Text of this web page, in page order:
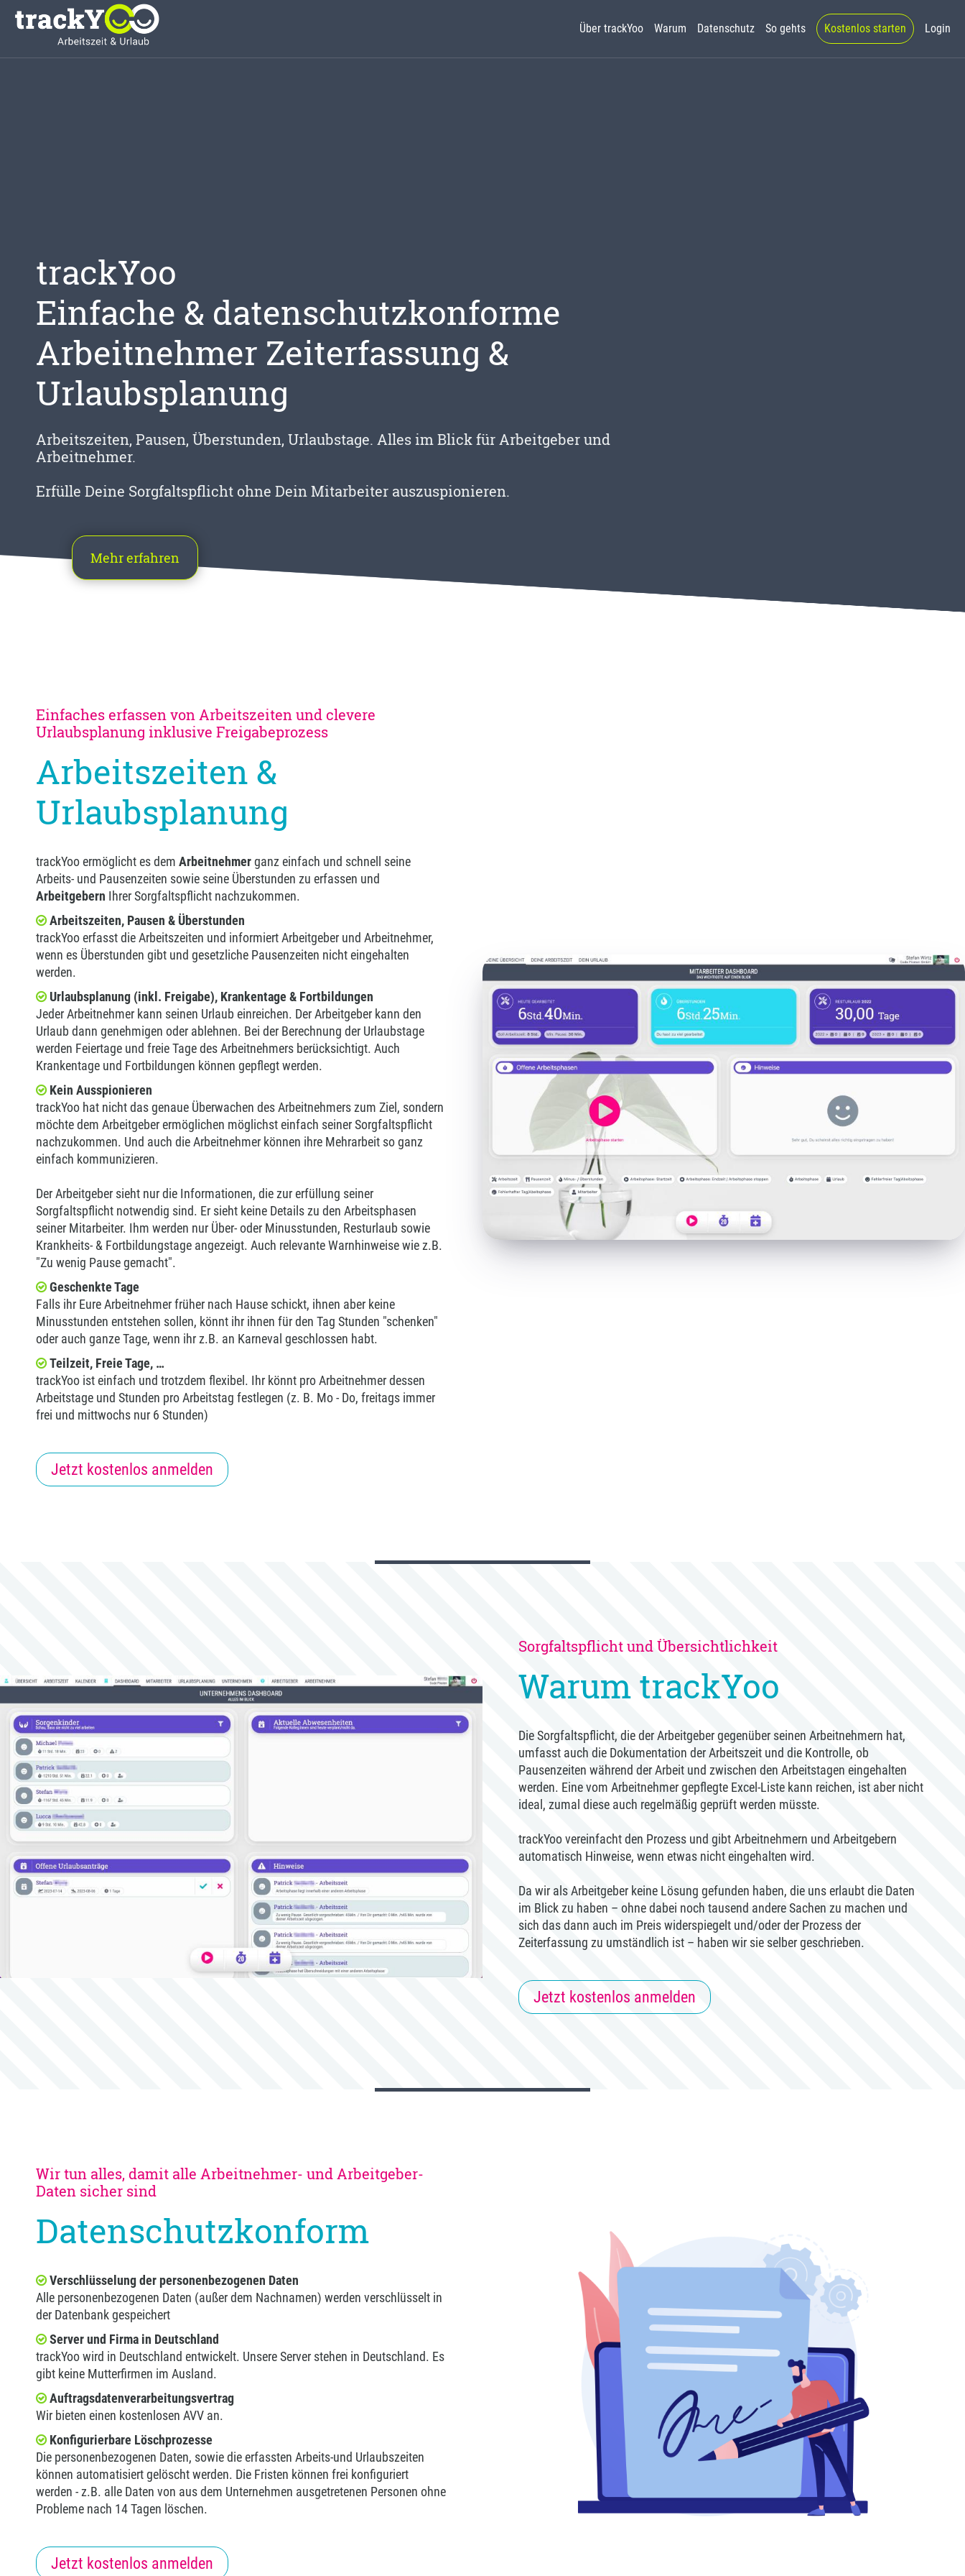
Über trackYoo Warum Datenschutz So gehts Kostenlos starten Login
trackYoo
Einfache & datenschutzkonforme
Arbeitnehmer Zeiterfassung &
Urlaubsplanung
Arbeitszeiten, Pausen, Überstunden, Urlaubstage. Alles im Blick für Arbeitgeber und
Arbeitnehmer.
Erfülle Deine Sorgfaltspflicht ohne Dein Mitarbeiter auszuspionieren.
Mehr erfahren
Einfaches erfassen von Arbeitszeiten und clevere
Urlaubsplanung inklusive Freigabeprozess
Arbeitszeiten &
Urlaubsplanung
trackYoo ermöglicht es dem Arbeitnehmerganz einfach und schnell seine
Arbeits- und Pausenzeiten sowie seine Überstunden zu erfassen und
Arbeitgebern Ihrer Sorgfaltspflicht nachzukommen.
Arbeitszeiten, Pausen & Überstunden
trackYoo erfasst die Arbeitszeiten und informiert Arbeitgeber und Arbeitnehmer,
wenn es Überstunden gibt und gesetzliche Pausenzeiten nicht eingehalten
werden.
Urlaubsplanung (inkl. Freigabe), Krankentage & Fortbildungen
Jeder Arbeitnehmer kann seinen Urlaub einreichen. Der Arbeitgeber kann den
Urlaub dann genehmigen oder ablehnen. Bei der Berechnung der Urlaubstage
werden Feiertage und freie Tage des Arbeitnehmers berücksichtigt. Auch
Krankentage und Fortbildungen können gepflegt werden.
Kein Ausspionieren
trackYoo hat nicht das genaue Überwachen des Arbeitnehmers zum Ziel, sondern
möchte dem Arbeitgeber ermöglichen möglichst einfach seiner Sorgfaltspflicht
nachzukommen. Und auch die Arbeitnehmer können ihre Mehrarbeit so ganz
einfach kommunizieren.
Der Arbeitgeber sieht nur die Informationen, die zur erfüllung seiner
Sorgfaltspflicht notwendig sind. Er sieht keine Details zu den Arbeitsphasen
seiner Mitarbeiter. Ihm werden nur Über- oder Minusstunden, Resturlaub sowie
Krankheits- & Fortbildungstage angezeigt. Auch relevante Warnhinweise wie z.B.
"Zu wenig Pause gemacht".
Geschenkte Tage
Falls ihr Eure Arbeitnehmer früher nach Hause schickt, ihnen aber keine
Minusstunden entstehen sollen, könnt ihr ihnen für den Tag Stunden "schenken"
oder auch ganze Tage, wenn ihr z.B. an Karneval geschlossen habt.
Teilzeit, Freie Tage, …
trackYoo ist einfach und trotzdem flexibel. Ihr könnt pro Arbeitnehmer dessen
Arbeitstage und Stunden pro Arbeitstag festlegen (z. B. Mo - Do, freitags immer
frei und mittwochs nur 6 Stunden)
Jetzt kostenlos anmelden
Sorgfaltspflicht und Übersichtlichkeit
Warum trackYoo
Die Sorgfaltspflicht, die der Arbeitgeber gegenüber seinen Arbeitnehmern hat,
umfasst auch die Dokumentation der Arbeitszeit und die Kontrolle, ob
Pausenzeiten während der Arbeit und zwischen den Arbeitstagen eingehalten
werden. Eine vom Arbeitnehmer gepflegte Excel-Liste kann reichen, ist aber nicht
ideal, zumal diese auch regelmäßig geprüft werden müsste.
trackYoo vereinfacht den Prozess und gibt Arbeitnehmern und Arbeitgebern
automatisch Hinweise, wenn etwas nicht eingehalten wird.
Da wir als Arbeitgeber keine Lösung gefunden haben, die uns erlaubt die Daten
im Blick zu haben – ohne dabei noch tausend andere Sachen zu machen und
sich das dann auch im Preis widerspiegelt und/oder der Prozess der
Zeiterfassung zu umständlich ist – haben wir sie selber geschrieben.
Jetzt kostenlos anmelden
Wir tun alles, damit alle Arbeitnehmer- und Arbeitgeber-
Daten sicher sind
Datenschutzkonform
Verschlüsselung der personenbezogenen Daten
Alle personenbezogenen Daten (außer dem Nachnamen) werden verschlüsselt in
der Datenbank gespeichert
Server und Firma in Deutschland
trackYoo wird in Deutschland entwickelt. Unsere Server stehen in Deutschland. Es
gibt keine Mutterfirmen im Ausland.
Auftragsdatenverarbeitungsvertrag
Wir bieten einen kostenlosen AVV an.
Konfigurierbare Löschprozesse
Die personenbezogenen Daten, sowie die erfassten Arbeits-und Urlaubszeiten
können automatisiert gelöscht werden. Die Fristen können frei konfiguriert
werden - z.B. alle Daten von aus dem Unternehmen ausgetretenen Personen ohne
Probleme nach 14 Tagen löschen.
Jetzt kostenlos anmelden